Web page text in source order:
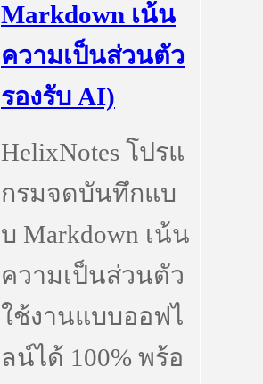
Markdown เน้น
ความเป็นส่วนตัว
รองรับ AI)
HelixNotes โปรแ
กรมจดบันทึกแบ
บ Markdown เน้น
ความเป็นส่วนตัว
ใช้งานแบบออฟไ
ลน์ได้ 100% พร้อ